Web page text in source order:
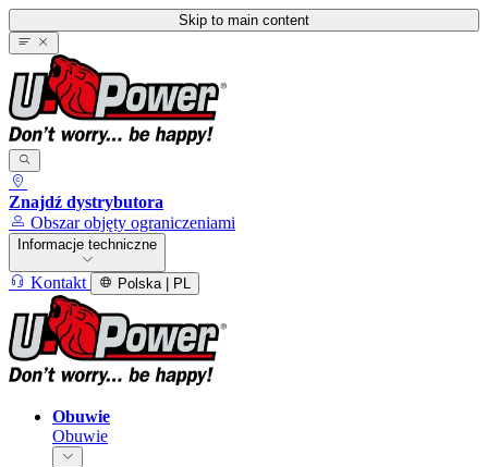
Skip to main content
Znajdź dystrybutora
Obszar objęty ograniczeniami
Informacje techniczne
Kontakt Polska | PL
Obuwie
Obuwie